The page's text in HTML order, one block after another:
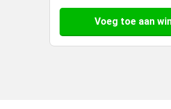
Voeg toe aan